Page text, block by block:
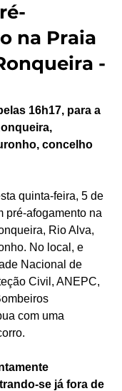
na Praia
-
16h17, para a
concelho
quinta-feira, 5 de
pré-afogamento na
Rio Alva,
No local, e
Nacional de
Civil, ANEPC,
com uma
se já fora de